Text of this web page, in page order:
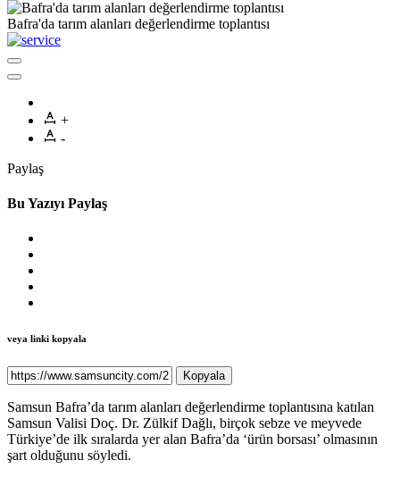
Bafra'da tarım alanları değerlendirme toplantısı
+
-
Paylaş
Bu Yazıyı Paylaş
veya linki kopyala
Kopyala
Samsun Bafra’da tarım alanları değerlendirme toplantısına katılan
Samsun Valisi Doç. Dr. Zülkif Dağlı, birçok sebze ve meyvede
Türkiye’de ilk sıralarda yer alan Bafra’da ‘ürün borsası’ olmasının
şart olduğunu söyledi.